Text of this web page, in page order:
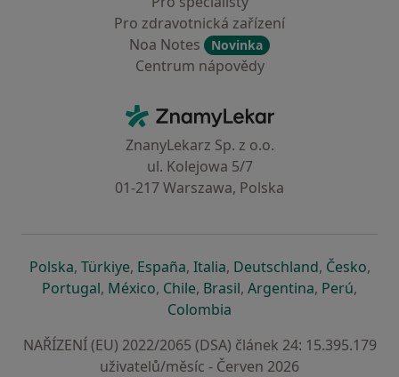
Pro zdravotnická zařízení
Noa Notes
Novinka
Centrum nápovědy
ZnamyLekar - Hlavní stránka
ZnanyLekarz Sp. z o.o.
ul. Kolejowa 5/7
01-217 Warszawa, Polska
Polskase otevře v nové záložce
, Türkiyese otevře v nové záložce
, Españase otevře v nové záložce
, Italiase otevře v nové záložce
, Deutschlandse otevře v
, Českose
,
Portugalse otevře v nové záložce
, Méxicose otevře v nové záložce
, Chilese otevře v nové záložce
, Brasilse otevře v nové
, Argentinase otevře v
, Perúse
,
Colombia
NAŘÍZENÍ (EU) 2022/2065 (DSA) článek 24: 15.395.179
uživatelů/měsíc - Červen 2026